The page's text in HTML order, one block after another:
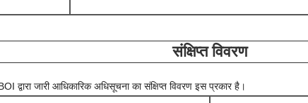
संक्षिप्त विवरण
द्वारा जारी आधिकारिक अधिसूचना का संक्षिप्त विवरण इस प्रकार है।